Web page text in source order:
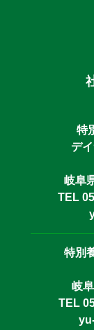
特
デ
岐阜
TEL
特別
岐
TEL